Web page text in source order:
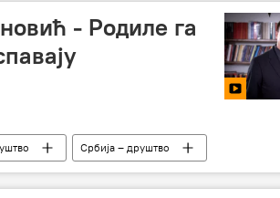
- Родиле га
Србија – друштво